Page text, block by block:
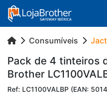
Consumíveis
Pack de 4 tin­teiros
Brother
Ref: LC1100VALBP (EAN: